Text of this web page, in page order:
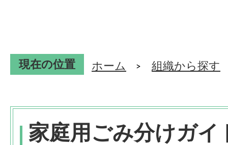
現在の位置 ホーム 組織から探す
家庭用ごみ分けガイ